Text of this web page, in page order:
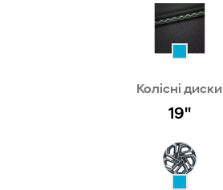
Колісні диски
19''